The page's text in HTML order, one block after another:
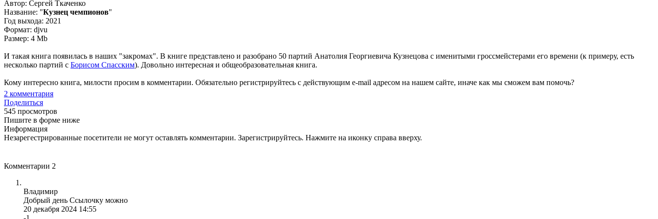
Автор: Сергей Ткаченко
Название: "Кузнец чемпионов"
Год выхода: 2021
Формат: djvu
Размер: 4 Mb
И такая книга появилась в наших "закромах". В книге представлено и разобрано 50 партий Анатолия Георгиевича Кузнецова с именитыми гроссмейстерами его времени (к примеру, есть
несколько партий с Борисом Спасским). Довольно интересная и общеобразовательная книга.
Кому интересно книга, милости просим в комментарии. Обязательно регистрируйтесь с действующим e-mail адресом на нашем сайте, иначе как мы сможем вам помочь?
2 комментария
Поделиться
545 просмотров
Пишите в форме ниже
Информация
Незарегестрированные посетители не могут оставлять комментарии. Зарегистрируйтесь. Нажмите на иконку справа вверху.
Комментарии 2
Владимир
Добрый день Ссылочку можно
20 декабря 2024 14:55